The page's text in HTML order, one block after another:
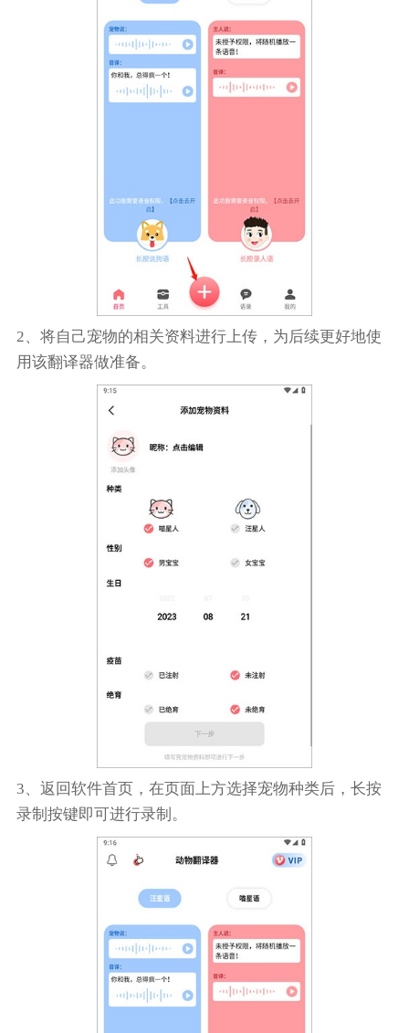
2、将自己宠物的相关资料进行上传，为后续更好地使
用该翻译器做准备。
3、返回软件首页，在页面上方选择宠物种类后，长按
录制按键即可进行录制。